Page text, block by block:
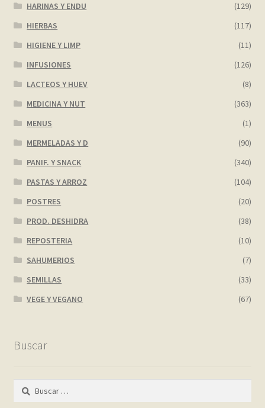
My account
Página de ejemplo
Sample Page
Tienda
Wishlist
HARINAS Y ENDU
(129)
HIERBAS
(117)
HIGIENE Y LIMP
(11)
INFUSIONES
(126)
LACTEOS Y HUEV
(8)
MEDICINA Y NUT
(363)
MENUS
(1)
MERMELADAS Y D
(90)
PANIF. Y SNACK
(340)
PASTAS Y ARROZ
(104)
POSTRES
(20)
PROD. DESHIDRA
(38)
REPOSTERIA
(10)
SAHUMERIOS
(7)
SEMILLAS
(33)
VEGE Y VEGANO
(67)
Buscar
Buscar: